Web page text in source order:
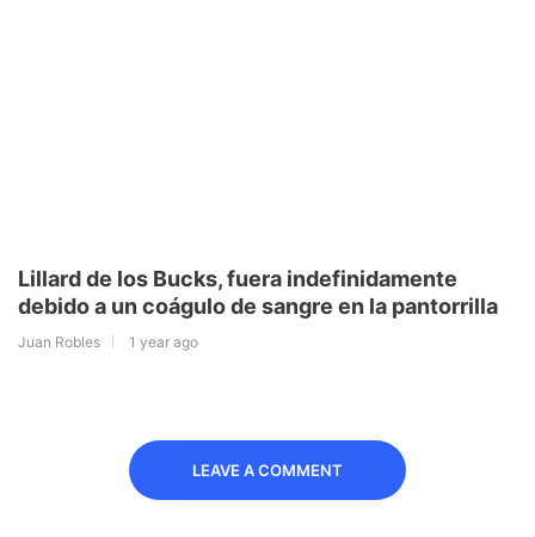
Lillard de los Bucks, fuera indefinidamente
debido a un coágulo de sangre en la pantorrilla
Juan Robles 1 year ago
LEAVE A COMMENT